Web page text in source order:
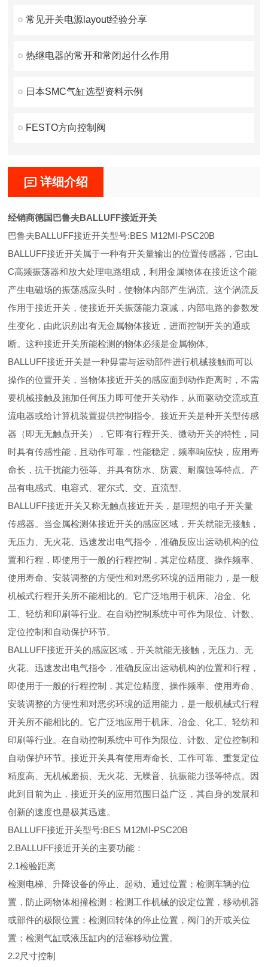
常见开关电源layout经验分享
热继电器的常开和常闭起什么作用
日本SMC气缸选型资料示例
FESTO方向控制阀
详细介绍
经销商德国巴鲁夫BALLUFF接近开关
巴鲁夫BALLUFF接近开关型号:BES M12MI-PSC20B
BALLUFF接近开关属于一种有开关量输出的位置传感器，它由L
C高频振荡器和放大处理电路组成，利用金属物体在接近这个能
产生电磁场的振荡感应头时，使物体内部产生涡流。这个涡流反
作用于接近开关，使接近开关振荡能力衰减，内部电路的参数发
生变化，由此识别出有无金属物体接近，进而控制开关的通或
断。这种接近开关所能检测的物体必须是金属物体。
BALLUFF接近开关是一种毋需与运动部件进行机械接触而可以
操作的位置开关，当物体接近开关的感应面到动作距离时，不需
要机械接触及施加任何压力即可使开关动作，从而驱动交流或直
流电器或给计算机装置提供控制指令。接近开关是种开关型传感
器（即无无触点开关），它即有行程开关、微动开关的特性，同
时具有传感性能，且动作可靠，性能稳定，频率响应快，应用寿
命长，抗干扰能力强等、并具有防水、防震、耐腐蚀等特点。产
品有电感式、电容式、霍尔式、交、直流型。
BALLUFF接近开关又称无触点接近开关，是理想的电子开关量
传感器。当金属检测体接近开关的感应区域，开关就能无接触，
无压力、无火花、迅速发出电气指令，准确反应出运动机构的位
置和行程，即使用于一般的行程控制，其定位精度、操作频率、
使用寿命、安装调整的方便性和对恶劣环境的适用能力，是一般
机械式行程开关所不能相比的。它广泛地用于机床、冶金、化
工、轻纺和印刷等行业。在自动控制系统中可作为限位、计数、
定位控制和自动保护环节。
BALLUFF接近开关的感应区域，开关就能无接触，无压力、无
火花、迅速发出电气指令，准确反应出运动机构的位置和行程，
即使用于一般的行程控制，其定位精度、操作频率、使用寿命、
安装调整的方便性和对恶劣环境的适用能力，是一般机械式行程
开关所不能相比的。它广泛地应用于机床、冶金、化工、轻纺和
印刷等行业。在自动控制系统中可作为限位、计数、定位控制和
自动保护环节。接近开关具有使用寿命长、工作可靠、重复定位
精度高、无机械磨损、无火花、无噪音、抗振能力强等特点。因
此到目前为止，接近开关的应用范围日益广泛，其自身的发展和
创新的速度也是极其迅速。
BALLUFF接近开关型号:BES M12MI-PSC20B
2.BALLUFF接近开关的主要功能：
2.1检验距离
检测电梯、升降设备的停止、起动、通过位置；检测车辆的位
置，防止两物体相撞检测；检测工作机械的设定位置，移动机器
或部件的极限位置；检测回转体的停止位置，阀门的开或关位
置；检测气缸或液压缸内的活塞移动位置。
2.2尺寸控制